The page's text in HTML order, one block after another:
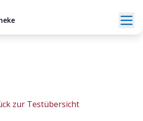
zur Testübersicht